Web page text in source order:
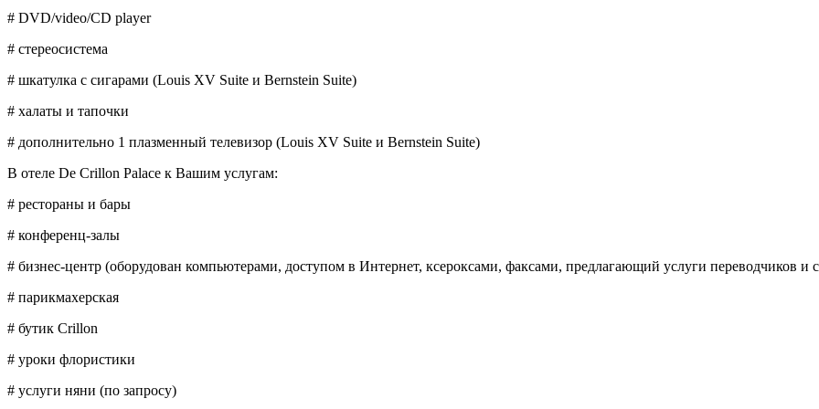
# DVD/video/CD player
# стереосистема
# шкатулка с сигарами (Louis XV Suite и Bernstein Suite)
# халаты и тапочки
# дополнительно 1 плазменный телевизор (Louis XV Suite и Bernstein Suite)
В отеле De Crillon Palace к Вашим услугам:
# рестораны и бары
# конференц-залы
# бизнес-центр (оборудован компьютерами, доступом в Интернет, ксероксами, факсами, предлагающий услуги переводчиков и
# парикмахерская
# бутик Crillon
# уроки флористики
# услуги няни (по запросу)